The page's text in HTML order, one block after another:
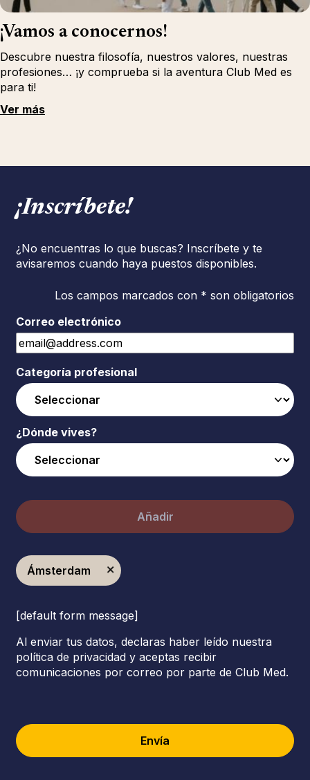
¡Vamos a conocernos!
Descubre nuestra filosofía, nuestros valores, nuestras
profesiones… ¡y comprueba si la aventura Club Med es
para ti!
Ver más
¡Inscríbete!
¿No encuentras lo que buscas? Inscríbete y te
avisaremos cuando haya puestos disponibles.
Los campos marcados con * son obligatorios
Correo electrónico
Categoría profesional
¿Dónde vives?
Añadir
Ámsterdam
[default form message]
Al enviar tus datos, declaras haber leído nuestra
política de privacidad y aceptas recibir
comunicaciones por correo por parte de Club Med.
Envía